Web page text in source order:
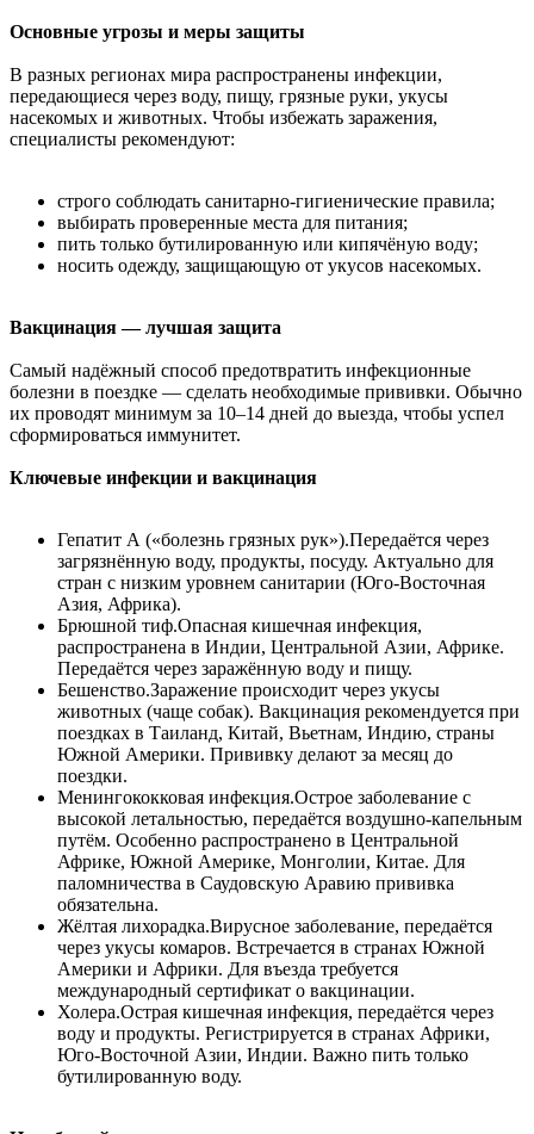
Основные угрозы и меры защиты
В разных регионах мира распространены инфекции,
передающиеся через воду, пищу, грязные руки, укусы
насекомых и животных. Чтобы избежать заражения,
специалисты рекомендуют:
строго соблюдать санитарно-гигиенические правила;
выбирать проверенные места для питания;
пить только бутилированную или кипячёную воду;
носить одежду, защищающую от укусов насекомых.
Вакцинация — лучшая защита
Самый надёжный способ предотвратить инфекционные
болезни в поездке — сделать необходимые прививки. Обычно
их проводят минимум за 10–14 дней до выезда, чтобы успел
сформироваться иммунитет.
Ключевые инфекции и вакцинация
Гепатит А («болезнь грязных рук»).Передаётся через
загрязнённую воду, продукты, посуду. Актуально для
стран с низким уровнем санитарии (Юго-Восточная
Азия, Африка).
Брюшной тиф.Опасная кишечная инфекция,
распространена в Индии, Центральной Азии, Африке.
Передаётся через заражённую воду и пищу.
Бешенство.Заражение происходит через укусы
животных (чаще собак). Вакцинация рекомендуется при
поездках в Таиланд, Китай, Вьетнам, Индию, страны
Южной Америки. Прививку делают за месяц до
поездки.
Менингококковая инфекция.Острое заболевание с
высокой летальностью, передаётся воздушно-капельным
путём. Особенно распространено в Центральной
Африке, Южной Америке, Монголии, Китае. Для
паломничества в Саудовскую Аравию прививка
обязательна.
Жёлтая лихорадка.Вирусное заболевание, передаётся
через укусы комаров. Встречается в странах Южной
Америки и Африки. Для въезда требуется
международный сертификат о вакцинации.
Холера.Острая кишечная инфекция, передаётся через
воду и продукты. Регистрируется в странах Африки,
Юго-Восточной Азии, Индии. Важно пить только
бутилированную воду.